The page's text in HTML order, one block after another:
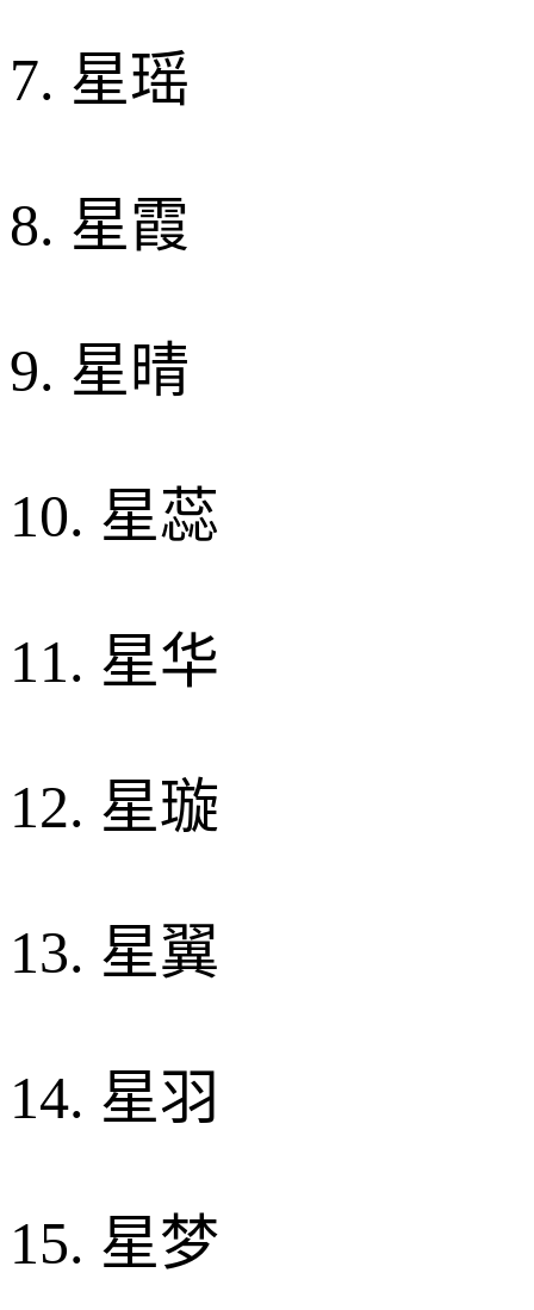
7. 星瑶
8. 星霞
9. 星晴
10. 星蕊
11. 星华
12. 星璇
13. 星翼
14. 星羽
15. 星梦